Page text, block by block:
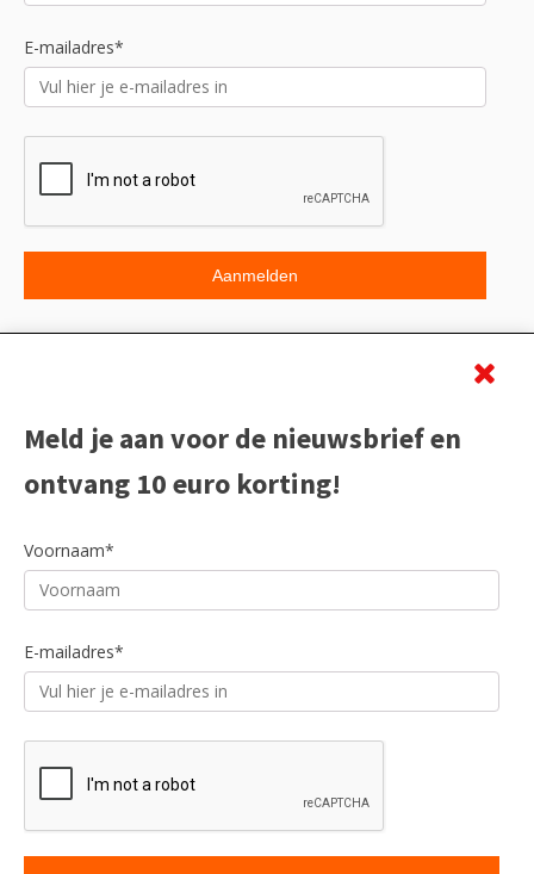
E-mailadres*
Meld je aan voor de nieuwsbrief en
ontvang 10 euro korting!
Voornaam*
E-mailadres*